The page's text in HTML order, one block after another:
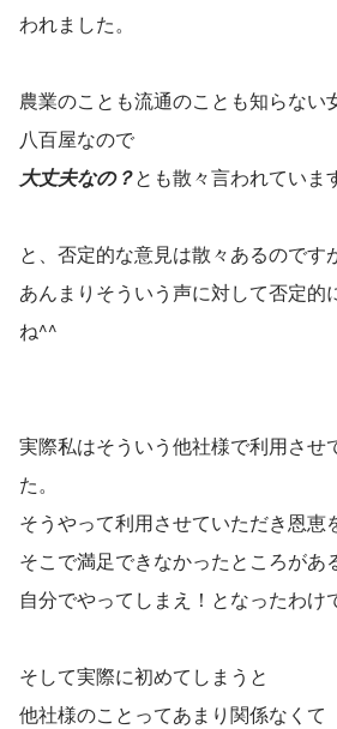
われました。
農業のことも流通のことも知らない
八百屋なので
大丈夫なの？とも散々言われていま
と、否定的な意見は散々あるのです
あんまりそういう声に対して否定的
ね^^
実際私はそういう他社様で利用させ
た。
そうやって利用させていただき恩恵
そこで満足できなかったところがあ
自分でやってしまえ！となったわけ
そして実際に初めてしまうと
他社様のことってあまり関係なくて